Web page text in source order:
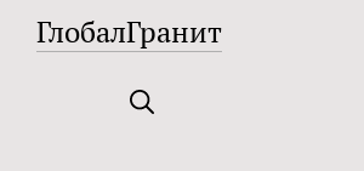
ГлобалГранит